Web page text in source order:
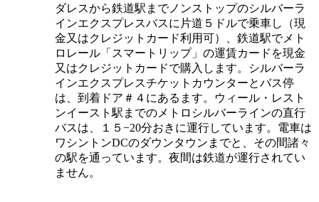
ダレスから鉄道駅までノンストップのシルバーラ
インエクスプレスバスに片道５ドルで乗車し（現
金又はクレジットカード利用可）、鉄道駅でメト
ロレール「スマートリップ」の運賃カードを現金
又はクレジットカードで購入します。シルバーラ
インエクスプレスチケットカウンターとバス停
は、到着ドア＃４にあるます。ウィール・レスト
ンイースト駅までのメトロシルバーラインの直行
バスは、１５−20分おきに運行しています。電車は
ワシントンDCのダウンタウンまでと、その間諸々
の駅を通っています。夜間は鉄道が運行されてい
ません。